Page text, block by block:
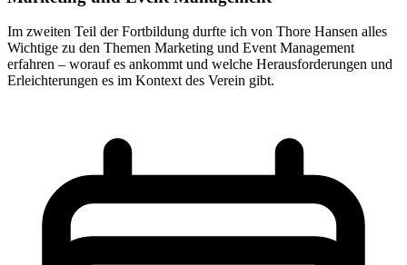
Im zweiten Teil der Fortbildung durfte ich von Thore Hansen alles
Wichtige zu den Themen Marketing und Event Management
erfahren – worauf es ankommt und welche Herausforderungen und
Erleichterungen es im Kontext des Verein gibt.